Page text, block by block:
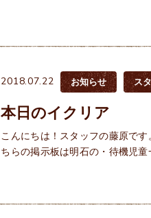
2018.07.22 お知らせ ス
本日のイクリア
こんにちは！スタッフの藤原で
ちらの掲示板は明石の・待機児